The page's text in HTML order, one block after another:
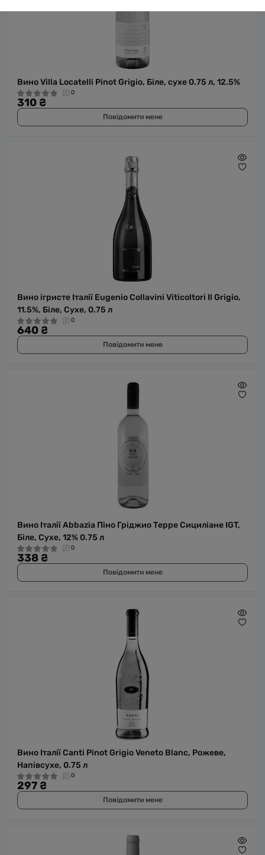
Вино Villa Locatelli Pinot Grigio, Біле, сухе 0.75 л, 12.5% ​​
0
310 ₴
Повідомити мене
Вино ігристе Італії Eugenio Collavini Viticoltori Il Grigio,
11.5%, Біле, Сухе, 0.75 л
0
640 ₴
Повідомити мене
Вино Італії Abbazia Піно Гріджио Терре Сициліане IGT,
Біле, Сухе, 12% 0.75 л
0
338 ₴
Повідомити мене
Вино Італії Canti Pinot Grigio Veneto Blanc, Рожеве,
Напівсухе, 0.75 л
0
297 ₴
Повідомити мене